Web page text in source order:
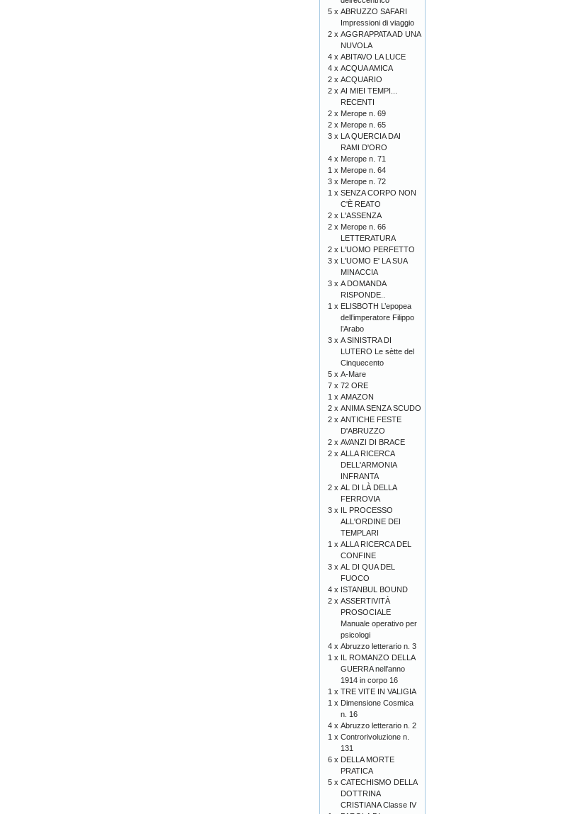
5 x ABRUZZO SAFARI
Impressioni di viaggio
2 x AGGRAPPATA AD UNA
NUVOLA
4 x ABITAVO LA LUCE
4 x ACQUA AMICA
2 x ACQUARIO
2 x AI MIEI TEMPI...
RECENTI
2 x Merope n. 69
2 x Merope n. 65
3 x LA QUERCIA DAI
RAMI D'ORO
4 x Merope n. 71
1 x Merope n. 64
3 x Merope n. 72
1 x SENZA CORPO NON
C'È REATO
2 x L'ASSENZA
2 x Merope n. 66
LETTERATURA
2 x L'UOMO PERFETTO
3 x L'UOMO E' LA SUA
MINACCIA
3 x A DOMANDA
RISPONDE..
1 x ELISBOTH L’epopea
dell’imperatore Filippo
l’Arabo
3 x A SINISTRA DI
LUTERO Le sètte del
Cinquecento
5 x A-Mare
7 x 72 ORE
1 x AMAZON
2 x ANIMA SENZA SCUDO
2 x ANTICHE FESTE
D'ABRUZZO
2 x AVANZI DI BRACE
2 x ALLA RICERCA
DELL'ARMONIA
INFRANTA
2 x AL DI LÀ DELLA
FERROVIA
3 x IL PROCESSO
ALL'ORDINE DEI
TEMPLARI
1 x ALLA RICERCA DEL
CONFINE
3 x AL DI QUA DEL
FUOCO
4 x ISTANBUL BOUND
2 x ASSERTIVITÀ
PROSOCIALE
Manuale operativo per
psicologi
4 x Abruzzo letterario n. 3
1 x IL ROMANZO DELLA
GUERRA nell'anno
1914 in corpo 16
1 x TRE VITE IN VALIGIA
1 x Dimensione Cosmica
n. 16
4 x Abruzzo letterario n. 2
1 x Controrivoluzione n.
131
6 x DELLA MORTE
PRATICA
5 x CATECHISMO DELLA
DOTTRINA
CRISTIANA Classe IV